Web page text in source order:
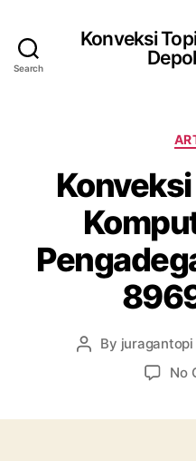
Search
Konveksi
Post
By juragantopi
No